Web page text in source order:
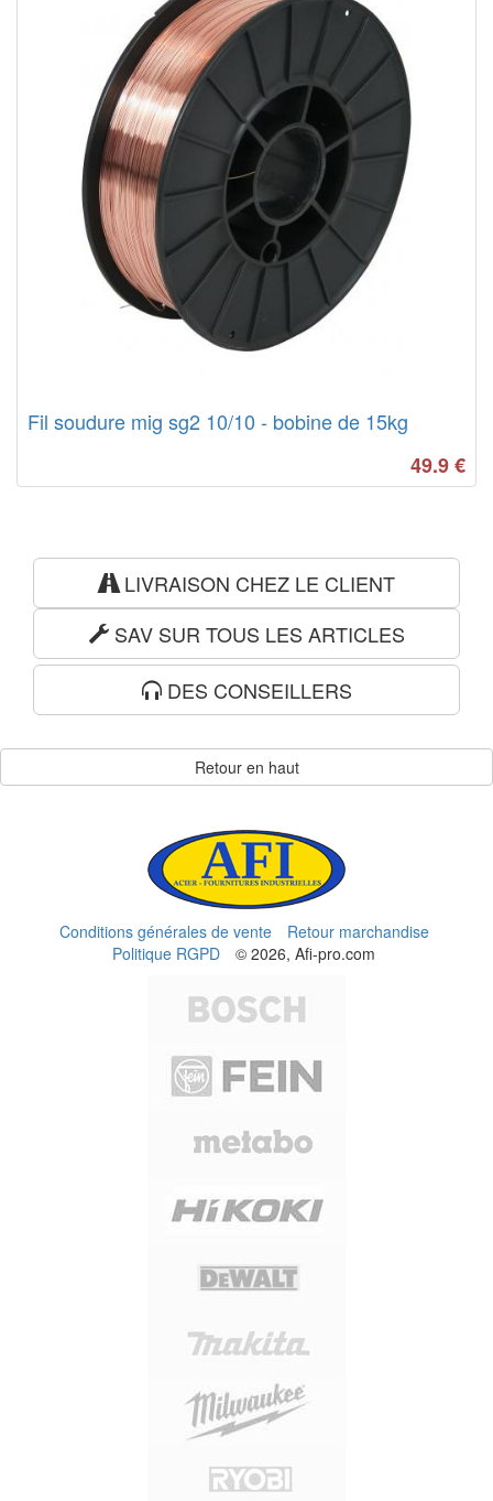
Fil soudure mig sg2 10/10 - bobine de 15kg
49.9€
LIVRAISON CHEZ LE CLIENT
SAV SUR TOUS LES ARTICLES
DES CONSEILLERS
Retour en haut
Conditions générales de vente
Retour marchandise
Politique RGPD
© 2026, Afi-pro.com